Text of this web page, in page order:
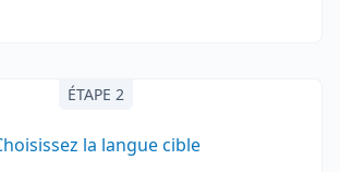
ÉTAPE 2
la langue cible